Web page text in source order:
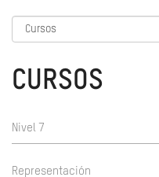
CURSOS
Nivel 7
Representación